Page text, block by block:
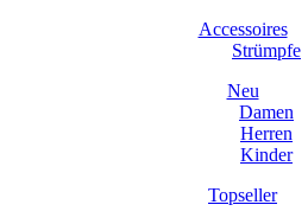
Accessoires
Strümpfe
Neu
Damen
Herren
Kinder
Topseller